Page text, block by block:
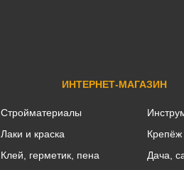
ИНТЕРНЕТ-МАГАЗИН
Стройматериалы
Лаки и краска
Клей, герметик, пена
Крепёж
Дача,